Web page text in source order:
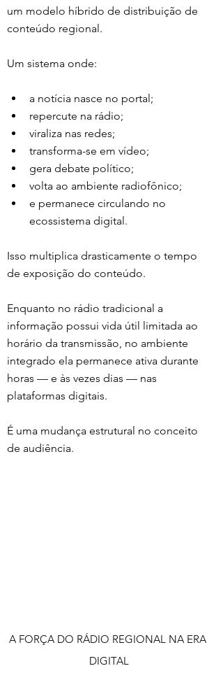
um modelo híbrido de distribuição de
conteúdo regional.
Um sistema onde:
a notícia nasce no portal;
repercute na rádio;
viraliza nas redes;
transforma-se em vídeo;
gera debate político;
volta ao ambiente radiofônico;
e permanece circulando no
ecossistema digital.
Isso multiplica drasticamente o tempo
de exposição do conteúdo.
Enquanto no rádio tradicional a
informação possui vida útil limitada ao
horário da transmissão, no ambiente
integrado ela permanece ativa durante
horas — e às vezes dias — nas
plataformas digitais.
É uma mudança estrutural no conceito
de audiência.
A FORÇA DO RÁDIO REGIONAL NA ERA
DIGITAL